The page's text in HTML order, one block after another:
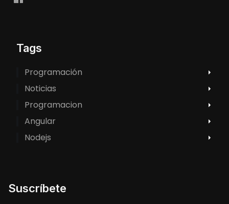
Tags
Programación
Noticias
Programacion
Angular
Nodejs
Suscríbete